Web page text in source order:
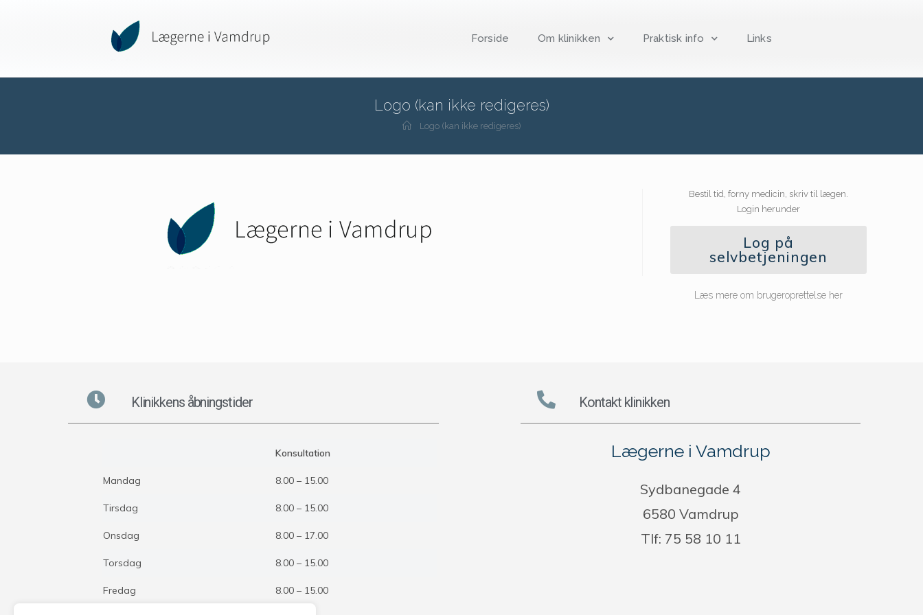
Forside Om klinikken Praktisk info Links
Logo (kan ikke redigeres)
Logo (kan ikke redigeres)
Bestil tid, forny medicin, skriv til lægen.
Login herunder
Log på
selvbetjeningen
Læs mere om brugeroprettelse her
Klinikkens åbningstider
Konsultation
Mandag 8.00 – 15.00
Tirsdag 8.00 – 15.00
Onsdag 8.00 – 17.00
Torsdag 8.00 – 15.00
Fredag 8.00 – 15.00
Kontakt klinikken
Lægerne i Vamdrup
Sydbanegade 4
6580 Vamdrup
Tlf: 75 58 10 11